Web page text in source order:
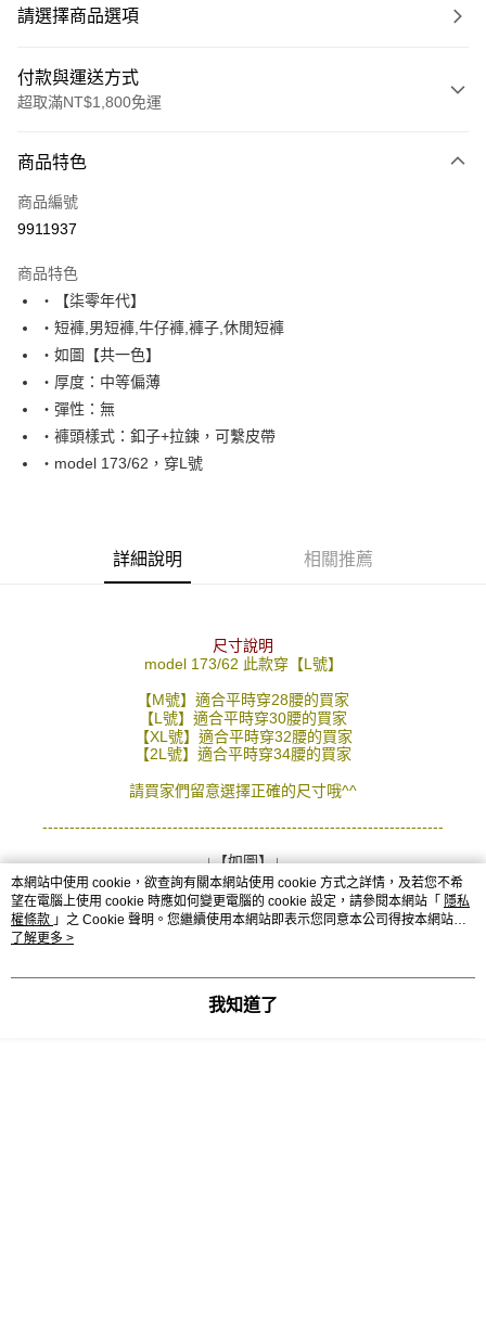
請選擇商品選項
付款與運送方式
超取滿NT$1,800免運
信用卡一次付款
超商取貨付款
Apple Pay
街口支付
悠遊付
Google Pay
AFTEE先享後付
１．簡單：不需註冊會員、不需綁卡、不需儲值。
２．便利：只要手機號碼，簡訊認證，即可結帳。
【「AFTEE先享後付」結帳流程】
１．於結帳方式選擇「AFTEE先享後付」後，將跳轉至「AFTEE先享後付」
２．訂單成立數日內，您將收到繳費通知簡訊。
３．收到繳費通知簡訊後14天內，點擊此簡訊中的連結，可透過四大超商／
ATM／網路銀行／等多元方式進行付款，方視為交易完成。
※ 請注意：結帳手續完成當下不需立刻繳費，但若您需要取消訂單，請聯絡
購買商品的店家。未經商家同意取消之訂單仍視為有效，需透過AFTEE先享
後付繳納相關費用。
客戶支援中心」https://netprotections.freshdesk.com/support/home
【注意事項】
１．透過由恩沛科技股份有限公司提供之「AFTEE先享後付」服務完成之交
易，需依本服務之必要範圍內提供個人資料，並將交易相關給付款項請求債
２．關於個人資料處理事宜，請瀏覽以下網址：
３．未成年的使用者請事先徵得法定代理人或監護人之同意方可使用
每筆NT$80，滿NT$1,800(含以上)免運費
每筆NT$80，滿NT$1,800(含以上)免運費
每筆NT$80，滿NT$1,800(含以上)免運費
宅配
每筆NT$120，滿NT$3,000(含以上)免運費
商品特色
商品編號
9911937
商品特色
‧【柒零年代】
‧短褲,男短褲,牛仔褲,褲子,休閒短褲
‧如圖【共一色】
‧厚度：中等偏薄
‧彈性：無
‧褲頭樣式：釦子+拉鍊，可繫皮帶
‧model 173/62，穿L號
詳細說明 相關推薦
尺寸說明
model 173/62 此款穿【L號】
【M號】適合平時穿28腰的買家
【L號】適合平時穿30腰的買家
【XL號】適合平時穿32腰的買家
【2L號】適合平時穿34腰的買家
請買家們留意選擇正確的尺寸哦^^
--------------------------------------------------------------------------
↓【如圖】↓
本網站中使用 cookie，欲查詢有關本網站使用 cookie 方式之詳情，及若您不希
望在電腦上使用 cookie 時應如何變更電腦的 cookie 設定，請參閱本網站「 隱私
權條款 」之 Cookie 聲明。您繼續使用本網站即表示您同意本公司得按本網站使
用條款之 Cookie 聲明使用 cookie。
了解更多 >
我知道了